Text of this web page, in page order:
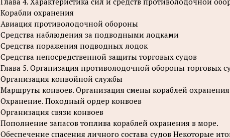
Корабли охранения
Авиация противолодочной обороны
Средства наблюдения за подводными лодками
Средства поражения подводных лодок
Средства непосредственной защиты торговых судов
Глава 5. Организация противолодочной обороны торговых
Организация конвойной службы
Маршруты конвоев. Организация смены кораблей охранения
Охранение. Походный ордер конвоев
Организация связи конвоев
Пополнение запасов топлива кораблей охранения в море.
Обеспечение спасения личного состава судов Некоторые